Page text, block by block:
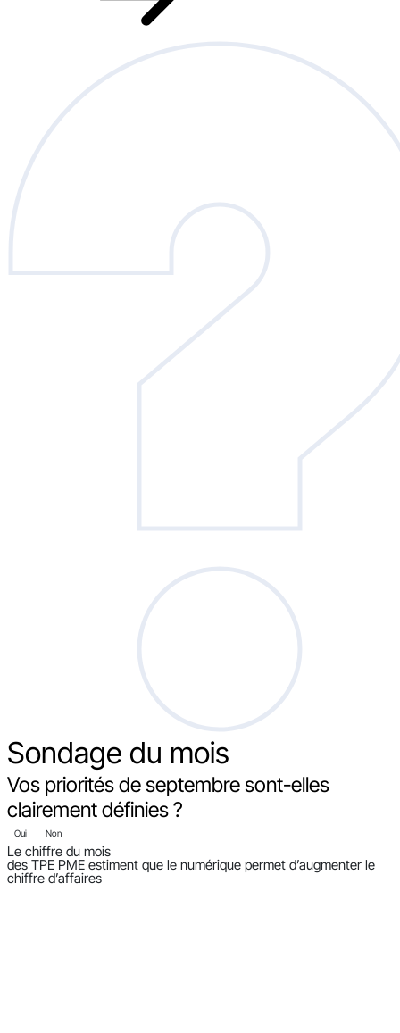
Sondage du mois
Vos priorités de septembre sont-elles
clairement définies ?
Oui Non
Le chiffre du mois
des TPE PME estiment que le numérique permet d’augmenter le
chiffre d’affaires